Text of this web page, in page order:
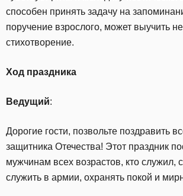
способен принять задачу на
поручение взрослого, может выучить
стихотворение.
Ход праздника
Ведущий:
Дорогие гости, позвольте поздравить
защитника Отечества! Этот праздник
мужчинам всех возрастов, кто служил,
служить в армии, охранять покой и